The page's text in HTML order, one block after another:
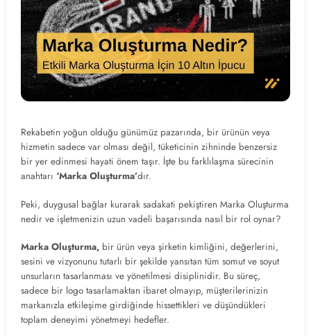
Rekabetin yoğun olduğu günümüz pazarında, bir ürünün veya
hizmetin sadece var olması değil, tüketicinin zihninde benzersiz
bir yer edinmesi hayati önem taşır. İşte bu farklılaşma sürecinin
anahtarı ‘Marka Oluşturma’dır.
Peki, duygusal bağlar kurarak sadakati pekiştiren Marka Oluşturma
nedir ve işletmenizin uzun vadeli başarısında nasıl bir rol oynar?
Marka Oluşturma, bir ürün veya şirketin kimliğini, değerlerini,
sesini ve vizyonunu tutarlı bir şekilde yansıtan tüm somut ve soyut
unsurların tasarlanması ve yönetilmesi disiplinidir. Bu süreç,
sadece bir logo tasarlamaktan ibaret olmayıp, müşterilerinizin
markanızla etkileşime girdiğinde hissettikleri ve düşündükleri
toplam deneyimi yönetmeyi hedefler.